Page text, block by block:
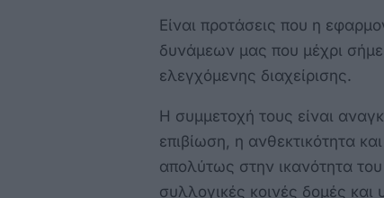
Είναι προτάσεις που η
δυνάμεων μας που μέχρι
ελεγχόμενης διαχείρισης.
Η συμμετοχή τους είναι
επιβίωση, η ανθεκτικότητα
απολύτως στην ικανότητα
συλλογικές κοινές δομές